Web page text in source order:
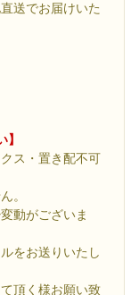
送でお届けいた
ス・置き配不可
。
動がございま
をお送りいたし
頂く様お願い致